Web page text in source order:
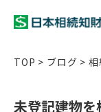
TOP > ブログ >
未登記建物